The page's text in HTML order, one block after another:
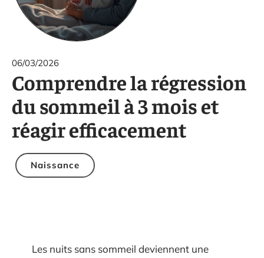
06/03/2026
Comprendre la régression
du sommeil à 3 mois et
réagir efficacement
Naissance
Les nuits sans sommeil deviennent une